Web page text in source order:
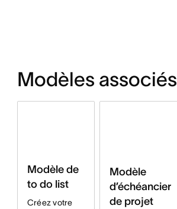
Modèles associés
Modèle de
to do list
Créez votre
Modèle
d’échéancier
de projet